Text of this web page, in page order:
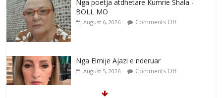
August 6, 2026 Comments Off